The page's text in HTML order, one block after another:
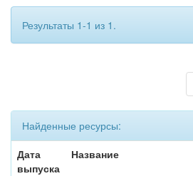
Результаты 1-1 из 1.
Найденные ресурсы:
Дата
выпуска
Название